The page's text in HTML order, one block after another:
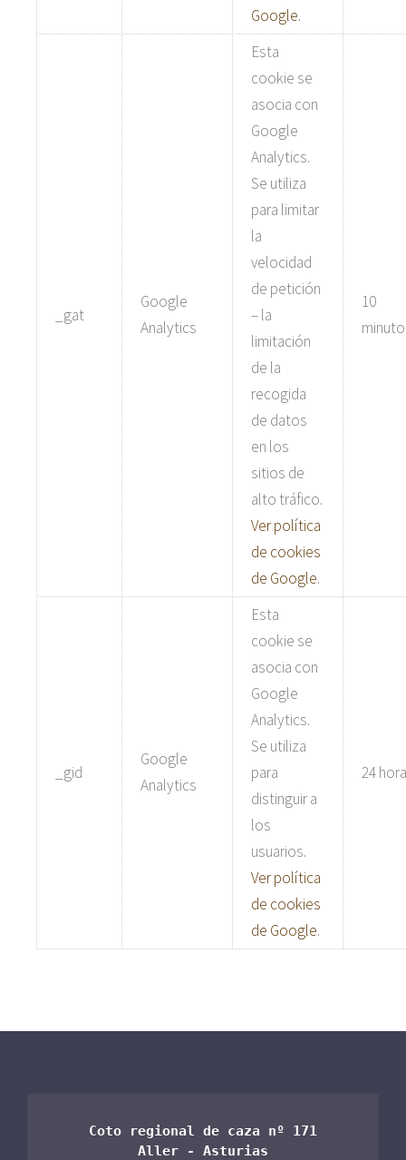
Google.
_gat
Google
Analytics
Esta
cookie se
asocia con
Google
Analytics.
Se utiliza
para limitar
la
velocidad
de petición
– la
limitación
de la
recogida
de datos
en los
sitios de
alto tráfico.
Ver política
de cookies
de Google.
10
_gid
Google
Analytics
Esta
cookie se
asocia con
Google
Analytics.
Se utiliza
para
distinguir a
los
usuarios.
Ver política
de cookies
de Google.
24
Coto regional de caza nº 171
Aller - Asturias